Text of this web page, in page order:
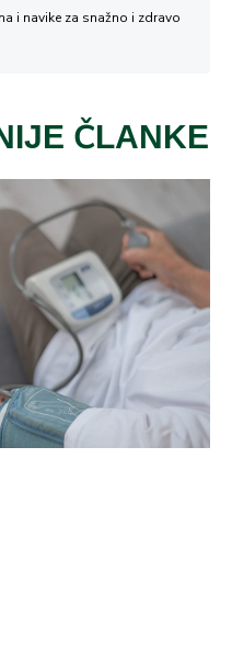
i navike za snažno i zdravo
ČLANKE